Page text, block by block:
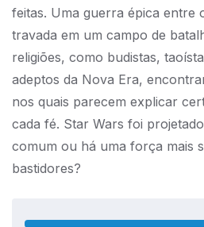
feitas. Uma guerra épica entre
travada em um campo de
religiões, como budistas,
adeptos da Nova Era,
nos quais parecem explicar
cada fé. Star Wars foi
comum ou há uma força mais
bastidores?